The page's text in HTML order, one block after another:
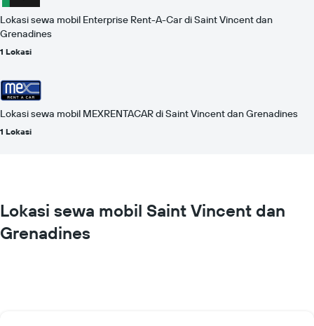
Lokasi sewa mobil Enterprise Rent-A-Car di Saint Vincent dan
Grenadines
1 Lokasi
Lokasi sewa mobil MEXRENTACAR di Saint Vincent dan Grenadines
1 Lokasi
Lokasi sewa mobil Saint Vincent dan
Grenadines